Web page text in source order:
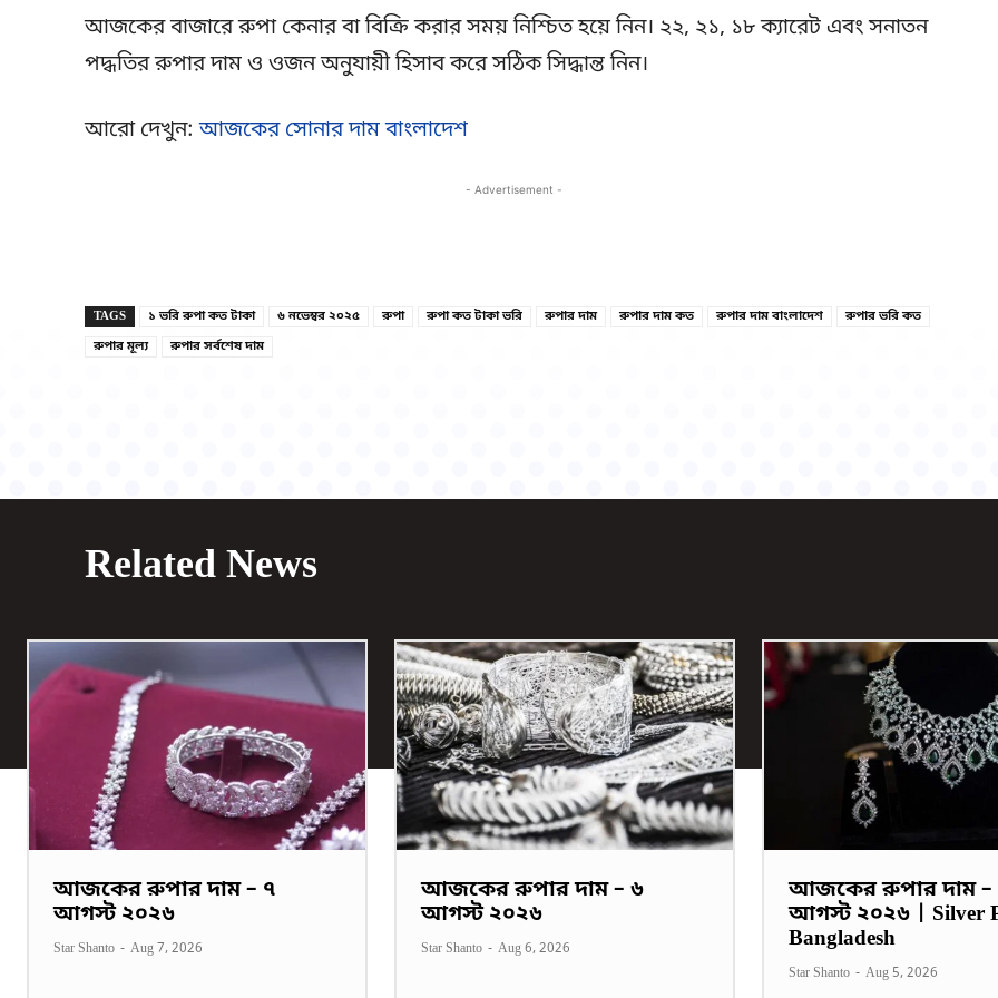
আজকের বাজারে রুপা কেনার বা বিক্রি করার সময় নিশ্চিত হয়ে নিন। ২২, ২১, ১৮ ক্যারেট এবং সনাতন
পদ্ধতির রুপার দাম ও ওজন অনুযায়ী হিসাব করে সঠিক সিদ্ধান্ত নিন।
আরো দেখুন:আজকের সোনার দাম বাংলাদেশ
- Advertisement -
TAGS ১ ভরি রুপা কত টাকা ৬ নভেম্বর ২০২৫ রুপা রুপা কত টাকা ভরি রুপার দাম রুপার দাম কত রুপার দাম বাংলাদেশ
রুপার ভরি কত
রুপার মূল্য
রুপার সর্বশেষ দাম
Related News
আজকের রুপার দাম – ৭
আগস্ট ২০২৬
Star Shanto - Aug 7, 2026
আজকের রুপার দাম – ৬
আগস্ট ২০২৬
Star Shanto - Aug 6, 2026
আজকের রুপার দাম –
আগস্ট ২০২৬ | Silver
Bangladesh
Star Shanto - Aug 5, 2026